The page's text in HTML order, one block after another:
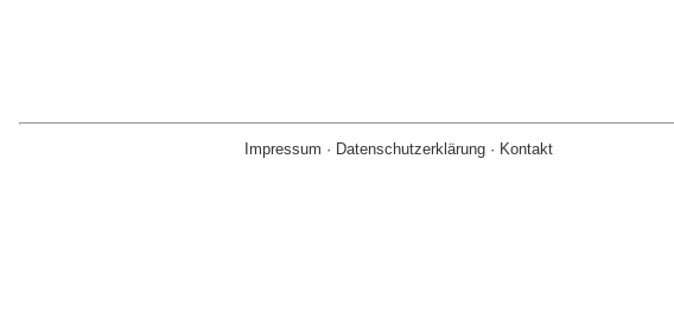
Impressum · Datenschutzerklärung · Kontakt